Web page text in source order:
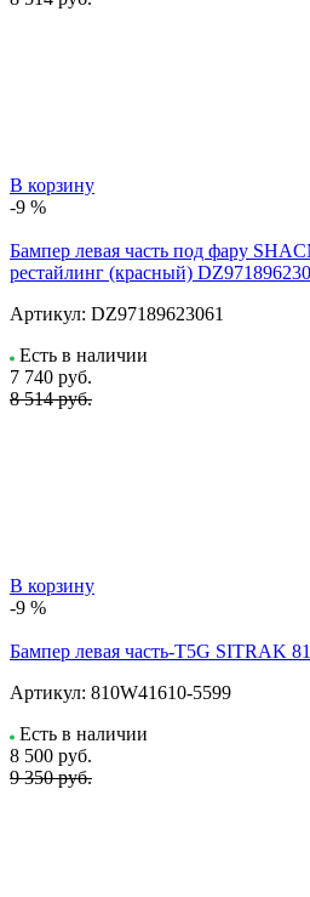
В корзину
-9 %
Бампер левая часть под фару
рестайлинг (красный)
Артикул: DZ97189623061
Есть в наличии
7 740 руб.
8 514 руб.
В корзину
-9 %
Бампер левая часть-T5G SITRAK
Артикул: 810W41610-5599
Есть в наличии
8 500 руб.
9 350 руб.